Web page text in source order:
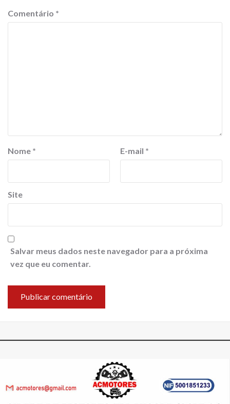
Comentário *
Nome * E-mail *
Site
Salvar meus dados neste navegador para a próxima
vez que eu comentar.